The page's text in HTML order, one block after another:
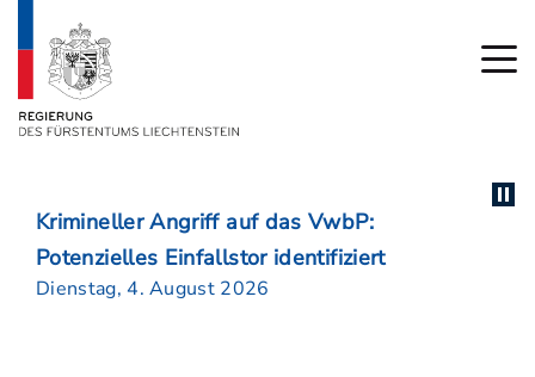
Krimineller Angriff auf das VwbP:
Potenzielles Einfallstor identifiziert
Dienstag, 4. August 2026